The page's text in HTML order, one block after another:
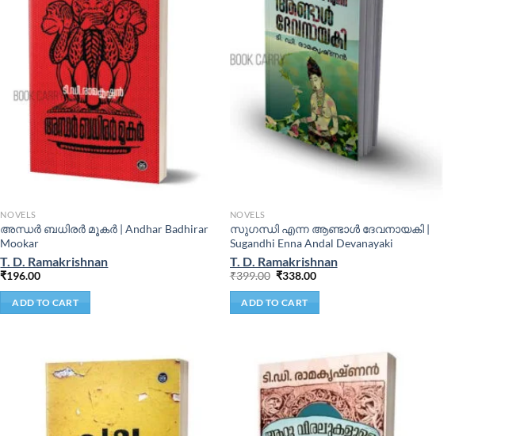
NOVELS
അന്ധര്‍ ബധിരര്‍ മൂകര്‍ | Andhar Badhirar
Mookar
T. D. Ramakrishnan
₹196.00
ADD TO CART
NOVELS
സുഗന്ധി എന്ന ആണ്ടാള്‍ ദേവനായകി |
Sugandhi Enna Andal Devanayaki
T. D. Ramakrishnan
₹399.00 ₹338.00
ADD TO CART